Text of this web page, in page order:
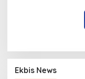
Ekbis News